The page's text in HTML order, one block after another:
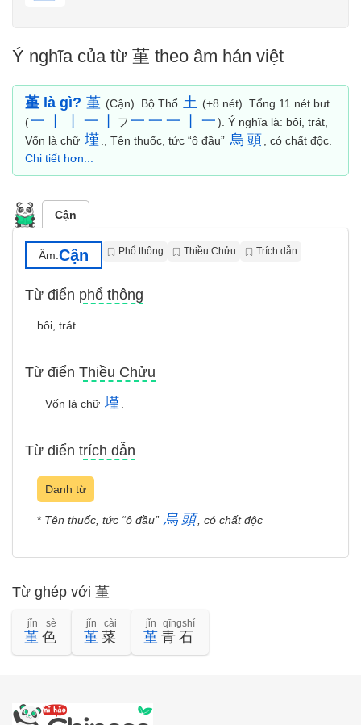
Ý nghĩa của từ 堇 theo âm hán việt
堇 là gì? 堇 (Cận). Bộ Thổ 土 (+8 nét). Tổng 11 nét but
(一 一 フ一 一 一 一). Ý nghĩa là: bôi, trát,
Vốn là chữ 墐 ., Tên thuốc, tức “ô đầu” 烏 頭
, có chất độc.
Chi tiết hơn...
Cận
Âm:Cận Phổ thông Thiều Chửu Trích dẫn
Từ điển phổ thông
bôi, trát
Từ điển Thiều Chửu
Vốn là chữ 墐
Từ điển trích dẫn
Danh từ
* Tên thuốc, tức “ô đầu” 烏 頭 , có chất độc
Từ ghép với 堇
堇 色
jǐn sè
堇 菜
jǐn cài
堇 青石
jǐn qīngshí